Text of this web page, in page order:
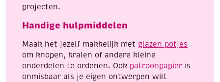
projecten.
Handige hulpmiddelen
Maak het jezelf makkelijk met glazen potjes
om knopen, kralen of andere kleine
onderdelen te ordenen. Ook patroonpapier is
onmisbaar als je eigen ontwerpen wilt